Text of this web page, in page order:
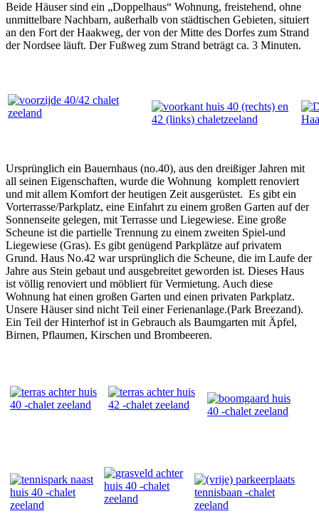
Beide Häuser sind ein „Doppelhaus“ Wohnung, freistehend, ohne
unmittelbare Nachbarn, außerhalb von städtischen Gebieten, situiert
an den Fort der Haakweg, der von der Mitte des Dorfes zum Strand
der Nordsee läuft. Der Fußweg zum Strand beträgt ca. 3 Minuten.
Ursprünglich ein Bauernhaus (no.40), aus den dreißiger Jahren mit
all seinen Eigenschaften, wurde die Wohnung komplett renoviert
und mit allem Komfort der heutigen Zeit ausgerüstet. Es gibt ein
Vorterrasse/Parkplatz, eine Einfahrt zu einem großen Garten auf der
Sonnenseite gelegen, mit Terrasse und Liegewiese. Eine große
Scheune ist die partielle Trennung zu einem zweiten Spiel-und
Liegewiese (Gras). Es gibt genügend Parkplätze auf privatem
Grund. Haus No.42 war ursprünglich die Scheune, die im Laufe der
Jahre aus Stein gebaut und ausgebreitet geworden ist. Dieses Haus
ist völlig renoviert und möbliert für Vermietung. Auch diese
Wohnung hat einen großen Garten und einen privaten Parkplatz.
Unsere Häuser sind nicht Teil einer Ferienanlage.(Park Breezand).
Ein Teil der Hinterhof ist in Gebrauch als Baumgarten mit Äpfel,
Birnen, Pflaumen, Kirschen und Brombeeren.